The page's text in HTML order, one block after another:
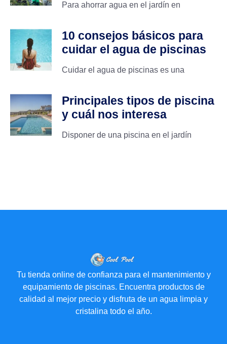
Para ahorrar agua en el jardín en
10 consejos básicos para
cuidar el agua de piscinas
Cuidar el agua de piscinas es una
Principales tipos de piscina
y cuál nos interesa
Disponer de una piscina en el jardín
Tu tienda online de confianza para el mantenimiento y
equipamiento de piscinas. Encuentra productos de
calidad al mejor precio y disfruta de un agua limpia y
cristalina todo el año.